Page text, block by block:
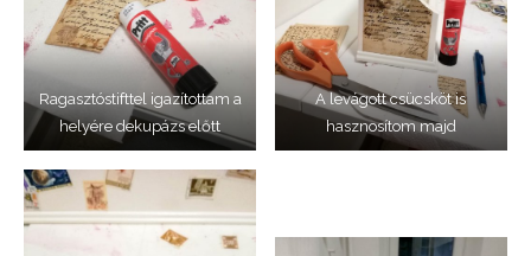
Ragasztóstifttel igazítottam a
helyére dekupázs előtt
A levágott csücsköt is
hasznosítom majd